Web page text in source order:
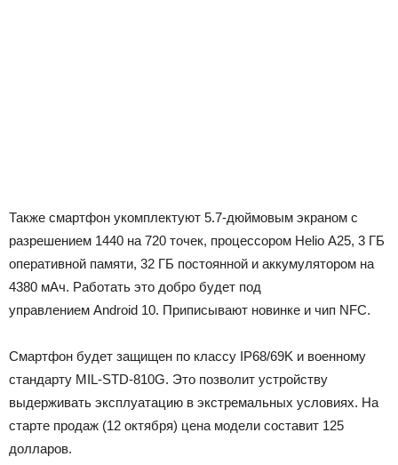
Также смартфон укомплектуют 5.7-дюймовым экраном с
разрешением 1440 на 720 точек, процессором Helio A25, 3 ГБ
оперативной памяти, 32 ГБ постоянной и аккумулятором на
4380 мАч. Работать это добро будет под
управлением Android 10. Приписывают новинке и чип NFC.
Смартфон будет защищен по классу IP68/69K и военному
стандарту MIL-STD-810G. Это позволит устройству
выдерживать эксплуатацию в экстремальных условиях. На
старте продаж (12 октября) цена модели составит 125
долларов.